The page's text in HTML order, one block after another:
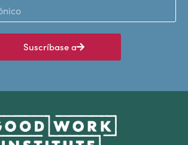
Suscríbase a